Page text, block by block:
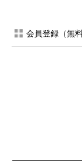
会員登録（無